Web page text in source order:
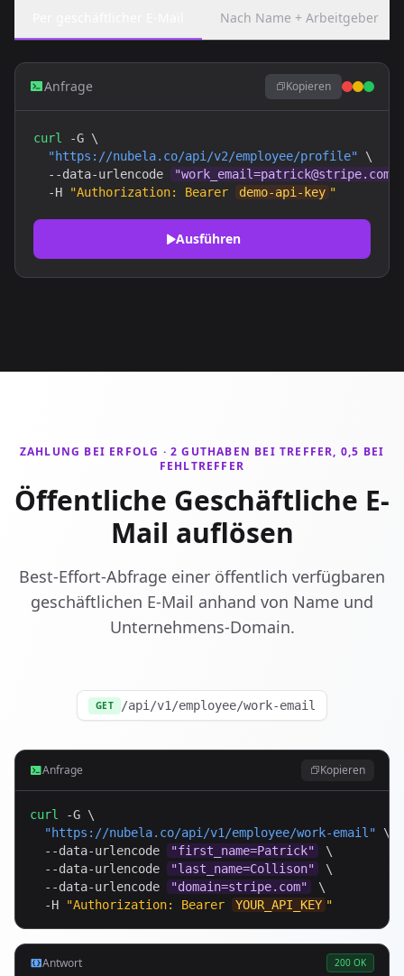
Nach Name + Arbeitgeber
Anfrage Kopieren
curl
-G \
"https://nubela.co/api/v2/employee/profile" \
  --data-urlencode
"work_email=patrick@stripe.com"
  -H
"Authorization: Bearer demo-api-key "
Ausführen
ZAHLUNG BEI ERFOLG · 2 GUTHABEN BEI TREFFER, 0,5 BEI
FEHLTREFFER
Öffentliche Geschäftliche E-
Mail auflösen
Best-Effort-Abfrage einer öffentlich verfügbaren
geschäftlichen E-Mail anhand von Name und
Unternehmens-Domain.
GET /api/v1/employee/work-email
Anfrage Kopieren
curl
-G \
"https://nubela.co/api/v1/employee/work-email" \
  --data-urlencode
"first_name=Patrick"
\
  --data-urlencode
"last_name=Collison"
\
  --data-urlencode
"domain=stripe.com"
\
  -H
"Authorization: Bearer YOUR_API_KEY "
Antwort 200 OK